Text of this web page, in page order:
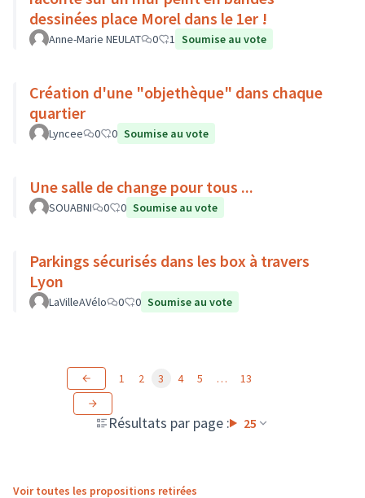
dessinées place Morel dans le 1er !
Anne-Marie NEULAT 0 1 Soumise au vote
Création d'une "objethèque" dans chaque
quartier
Lyncee 0 0 Soumise au vote
Une salle de change pour tous ...
SOUABNI 0 0 Soumise au vote
Parkings sécurisés dans les box à travers
Lyon
LaVilleAVélo 0 0 Soumise au vote
Résultats par page : 25
1 2 3 4 5 … 13
Voir toutes les propositions retirées